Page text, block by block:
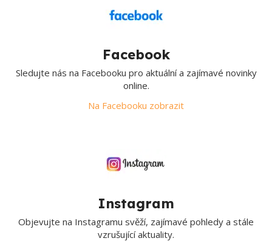
Facebook
Sledujte nás na Facebooku pro aktuální a zajímavé novinky
online.
Na Facebooku zobrazit
Instagram
Objevujte na Instagramu svěží, zajímavé pohledy a stále
vzrušující aktuality.